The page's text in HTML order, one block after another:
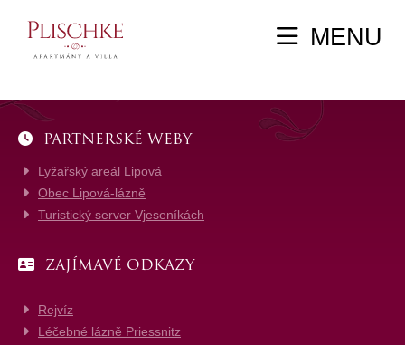
MENU
PARTNERSKÉ WEBY
Lyžařský areál Lipová
Obec Lipová-lázně
Turistický server Vjeseníkách
ZAJÍMAVÉ ODKAZY
Rejvíz
Léčebné lázně Priessnitz